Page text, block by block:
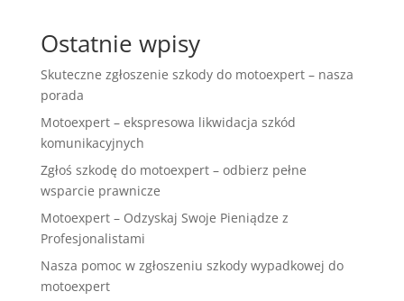
Ostatnie wpisy
Skuteczne zgłoszenie szkody do motoexpert – nasza
porada
Motoexpert – ekspresowa likwidacja szkód
komunikacyjnych
Zgłoś szkodę do motoexpert – odbierz pełne
wsparcie prawnicze
Motoexpert – Odzyskaj Swoje Pieniądze z
Profesjonalistami
Nasza pomoc w zgłoszeniu szkody wypadkowej do
motoexpert